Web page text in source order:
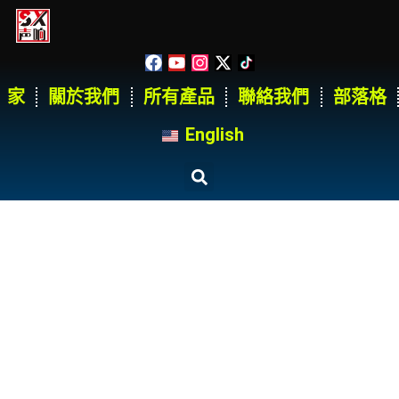
家 關於我們 所有產品 聯絡我們
部落格
English